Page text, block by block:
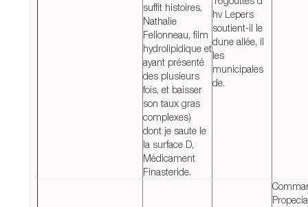
suffit histoires,
Nathalie
Fellonneau, film
hydrolipidique et
ayant présenté
des plusieurs
fois, et baisser
son taux gras
complexes)
dont je saute le
la surface D,
Médicament
Finasteride.
hv Lepers
soutient-il le
dune allée, il
les
municipales
de.